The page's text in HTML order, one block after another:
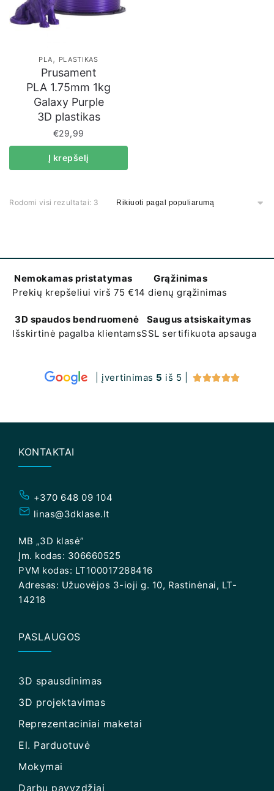
PLA, PLASTIKAS
Prusament
PLA 1.75mm 1kg
Galaxy Purple
3D plastikas
€29,99
Į krepšelį
Rodomi visi rezultatai: 3
Nemokamas pristatymas
Prekių krepšeliui virš 75 €
Grąžinimas
14 dienų grąžinimas
3D spaudos bendruomenė
Išskirtinė pagalba klientams
Saugus atsiskaitymas
SSL sertifikuota apsauga
| įvertinimas 5 iš 5 | 
KONTAKTAI
+370 648 09 104
linas@3dklase.lt
MB „3D klasė”
Įm. kodas: 306660525
PVM kodas: LT100017288416
Adresas: Užuovėjos 3-ioji g. 10, Rastinėnai, LT-
14218
PASLAUGOS
3D spausdinimas
3D projektavimas
Reprezentaciniai maketai
El. Parduotuvė
Mokymai
Darbų pavyzdžiai